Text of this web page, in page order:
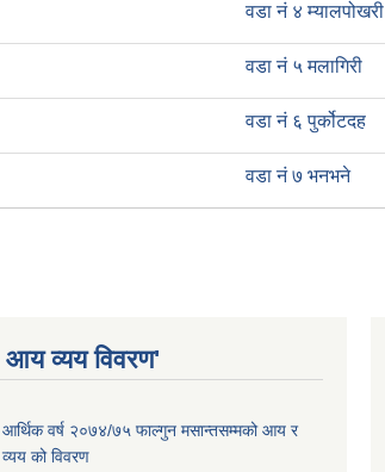
वडा नं ४ म्यालपोखरी
वडा नं ५ मलागिरी
वडा नं ६ पुर्कोटदह
वडा नं ७ भनभने
आय व्यय विवरण'
आर्थिक वर्ष २०७४/७५ फाल्गुन मसान्तसम्मको आय र
व्यय को विवरण